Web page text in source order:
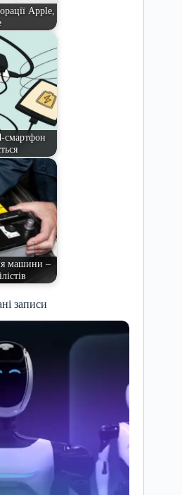
Apple,
смартфон
машини –
записи